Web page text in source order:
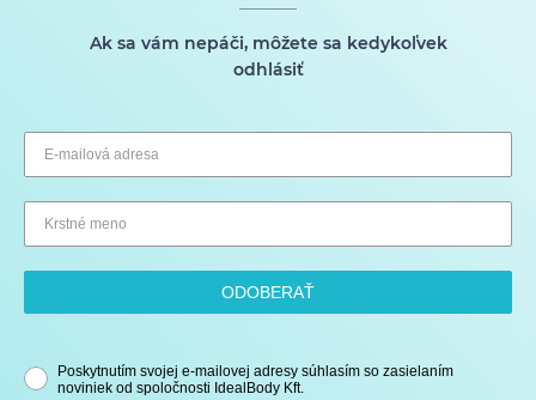
Ak sa vám nepáči, môžete sa kedykoľvek
odhlásiť
ODOBERAŤ
Poskytnutím svojej e-mailovej adresy súhlasím so zasielaním
noviniek od spoločnosti IdealBody Kft.